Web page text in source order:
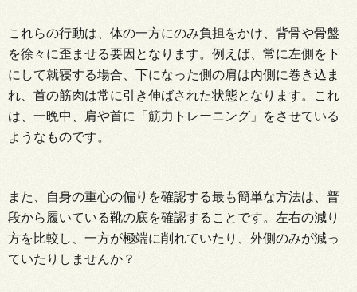
これらの行動は、体の一方にのみ負担をかけ、背骨や骨盤
を徐々に歪ませる要因となります。例えば、常に左側を下
にして就寝する場合、下になった側の肩は内側に巻き込ま
れ、首の筋肉は常に引き伸ばされた状態となります。これ
は、一晩中、肩や首に「筋力トレーニング」をさせている
ようなものです。
また、自身の重心の偏りを確認する最も簡単な方法は、普
段から履いている靴の底を確認することです。左右の減り
方を比較し、一方が極端に削れていたり、外側のみが減っ
ていたりしませんか？